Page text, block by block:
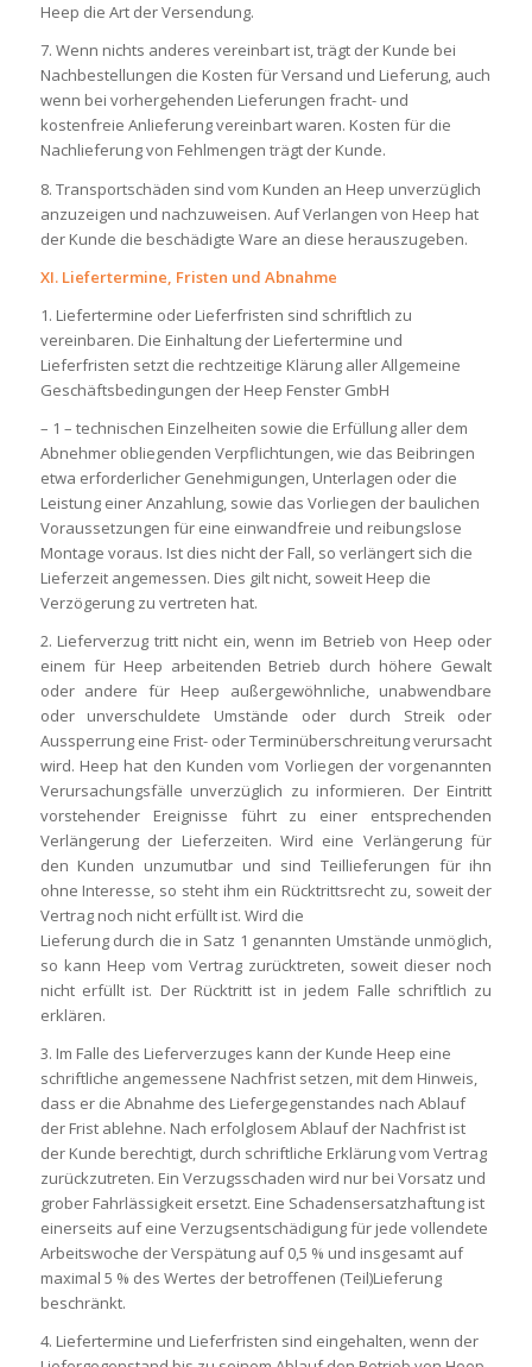
Heep die Art der Versendung.
7. Wenn nichts anderes vereinbart ist, trägt der Kunde bei
Nachbestellungen die Kosten für Versand und Lieferung, auch
wenn bei vorhergehenden Lieferungen fracht- und
kostenfreie Anlieferung vereinbart waren. Kosten für die
Nachlieferung von Fehlmengen trägt der Kunde.
8. Transportschäden sind vom Kunden an Heep unverzüglich
anzuzeigen und nachzuweisen. Auf Verlangen von Heep hat
der Kunde die beschädigte Ware an diese herauszugeben.
XI. Liefertermine, Fristen und Abnahme
1. Liefertermine oder Lieferfristen sind schriftlich zu
vereinbaren. Die Einhaltung der Liefertermine und
Lieferfristen setzt die rechtzeitige Klärung aller Allgemeine
Geschäftsbedingungen der Heep Fenster GmbH
– 1 – technischen Einzelheiten sowie die Erfüllung aller dem
Abnehmer obliegenden Verpflichtungen, wie das Beibringen
etwa erforderlicher Genehmigungen, Unterlagen oder die
Leistung einer Anzahlung, sowie das Vorliegen der baulichen
Voraussetzungen für eine einwandfreie und reibungslose
Montage voraus. Ist dies nicht der Fall, so verlängert sich die
Lieferzeit angemessen. Dies gilt nicht, soweit Heep die
Verzögerung zu vertreten hat.
2. Lieferverzug tritt nicht ein, wenn im Betrieb von Heep oder
einem für Heep arbeitenden Betrieb durch höhere Gewalt
oder andere für Heep außergewöhnliche, unabwendbare
oder unverschuldete Umstände oder durch Streik oder
Aussperrung eine Frist- oder Terminüberschreitung verursacht
wird. Heep hat den Kunden vom Vorliegen der vorgenannten
Verursachungsfälle unverzüglich zu informieren. Der Eintritt
vorstehender Ereignisse führt zu einer entsprechenden
Verlängerung der Lieferzeiten. Wird eine Verlängerung für
den Kunden unzumutbar und sind Teillieferungen für ihn
ohne Interesse, so steht ihm ein Rücktrittsrecht zu, soweit der
Vertrag noch nicht erfüllt ist. Wird die
Lieferung durch die in Satz 1 genannten Umstände unmöglich,
so kann Heep vom Vertrag zurücktreten, soweit dieser noch
nicht erfüllt ist. Der Rücktritt ist in jedem Falle schriftlich zu
erklären.
3. Im Falle des Lieferverzuges kann der Kunde Heep eine
schriftliche angemessene Nachfrist setzen, mit dem Hinweis,
dass er die Abnahme des Liefergegenstandes nach Ablauf
der Frist ablehne. Nach erfolglosem Ablauf der Nachfrist ist
der Kunde berechtigt, durch schriftliche Erklärung vom Vertrag
zurückzutreten. Ein Verzugsschaden wird nur bei Vorsatz und
grober Fahrlässigkeit ersetzt. Eine Schadensersatzhaftung ist
einerseits auf eine Verzugsentschädigung für jede vollendete
Arbeitswoche der Verspätung auf 0,5 % und insgesamt auf
maximal 5 % des Wertes der betroffenen (Teil)Lieferung
beschränkt.
4. Liefertermine und Lieferfristen sind eingehalten, wenn der